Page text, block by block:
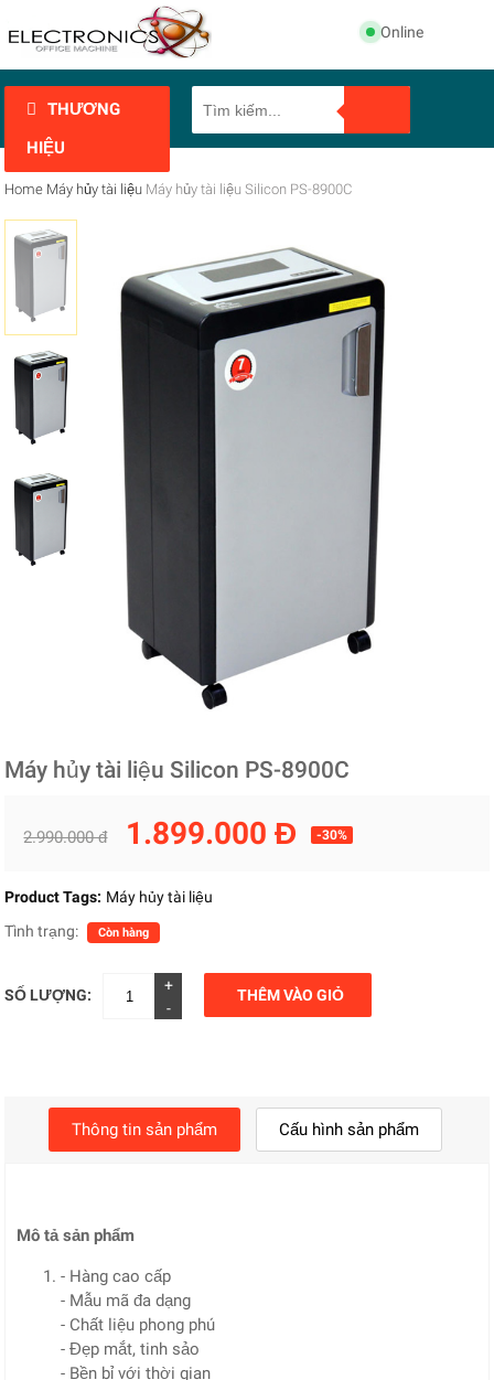
Online
THƯƠNG
HIỆU
Home Máy hủy tài liệu Máy hủy tài liệu Silicon PS-8900C
Máy hủy tài liệu Silicon PS-8900C
2.990.000 đ 1.899.000 Đ -30%
Product Tags: Máy hủy tài liệu
Tình trạng:
Còn hàng
SỐ LƯỢNG:
+
-
THÊM VÀO GIỎ
Thông tin sản phẩm Cấu hình sản phẩm
Mô tả sản phẩm
- Hàng cao cấp
- Mẫu mã đa dạng
- Chất liệu phong phú
- Đẹp mắt, tinh sảo
- Bền bỉ với thời gian